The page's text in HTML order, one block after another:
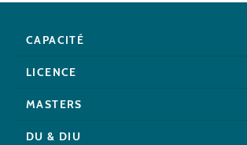
CAPACITÉ
LICENCE
MASTERS
DU & DIU